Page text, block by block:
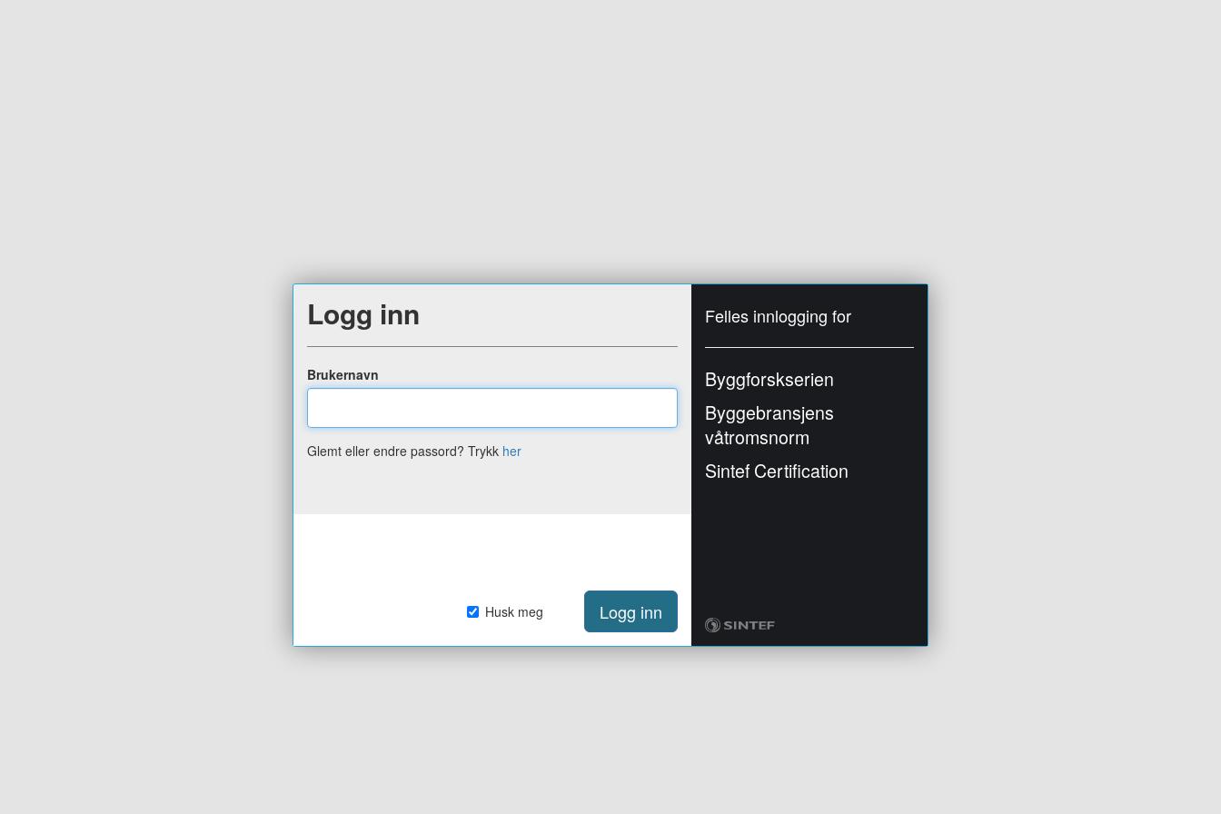
Logg inn
Brukernavn
Glemt eller endre passord? Trykk her
Husk meg Logg inn
Felles innlogging for
Byggforskserien
Byggebransjens
våtromsnorm
Sintef Certification